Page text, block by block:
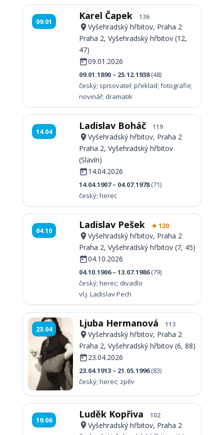
09.01 Karel Čapek 136
Vyšehradský hřbitov, Praha 2
Praha 2, Vyšehradský hřbitov (12,
47)
09.01.2026
09.01.1890 – 25.12.1938(48)
český; spisovatel; překlad; fotografie;
novinář; dramatik
14.04 Ladislav Boháč 119
Vyšehradský hřbitov, Praha 2
Praha 2, Vyšehradský hřbitov
(Slavín)
14.04.2026
14.04.1907 – 04.07.1978(71)
český; herec
04.10 Ladislav Pešek ★ 120
Vyšehradský hřbitov, Praha 2
Praha 2, Vyšehradský hřbitov (7, 45)
04.10.2026
04.10.1906 – 13.07.1986(79)
český; herec; divadlo
vl.j. Ladislav Pech
23.04 Ljuba Hermanová 113
Vyšehradský hřbitov, Praha 2
Praha 2, Vyšehradský hřbitov (6, 88)
23.04.2026
23.04.1913 – 21.05.1996(83)
český; herec; zpěv
19.06 Luděk Kopřiva 102
Vyšehradský hřbitov, Praha 2